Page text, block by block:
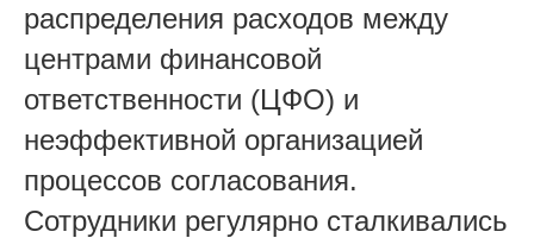
распределения расходов между
центрами финансовой
ответственности (ЦФО) и
неэффективной организацией
процессов согласования.
Сотрудники регулярно сталкивались